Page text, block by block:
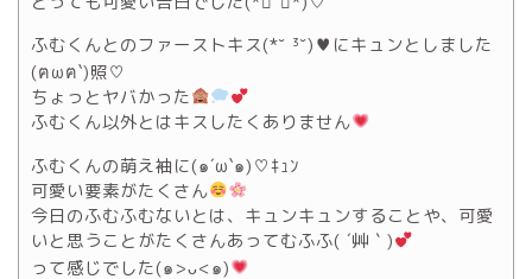
ふむくんとのファーストキス(*˘ ³˘)♥にキュンとしました
(ฅωฅ`)照♡
ちょっとヤバかった
ふむくん以外とはキスしたくありません
ふむくんの萌え袖に(๑´ω`๑)♡ｷｭﾝ
可愛い要素がたくさん
今日のふむふむないとは、キュンキュンすることや、可愛
いと思うことがたくさんあってむふふ( ´艸｀)
って感じでした(๑>ᴗ<๑)